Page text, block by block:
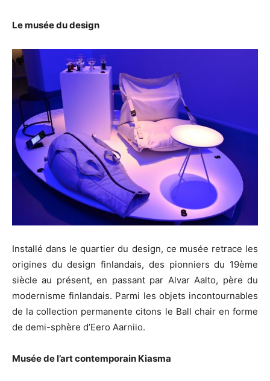
Le musée du design
Installé dans le quartier du design, ce musée retrace les
origines du design finlandais, des pionniers du 19ème
siècle au présent, en passant par Alvar Aalto, père du
modernisme finlandais. Parmi les objets incontournables
de la collection permanente citons le Ball chair en forme
de demi-sphère d’Eero Aarniio.
Musée de l’art contemporain Kiasma